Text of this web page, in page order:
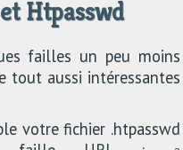
Htpasswd
failles un peu moins
tout aussi intéressantes
votre fichier .htpasswd